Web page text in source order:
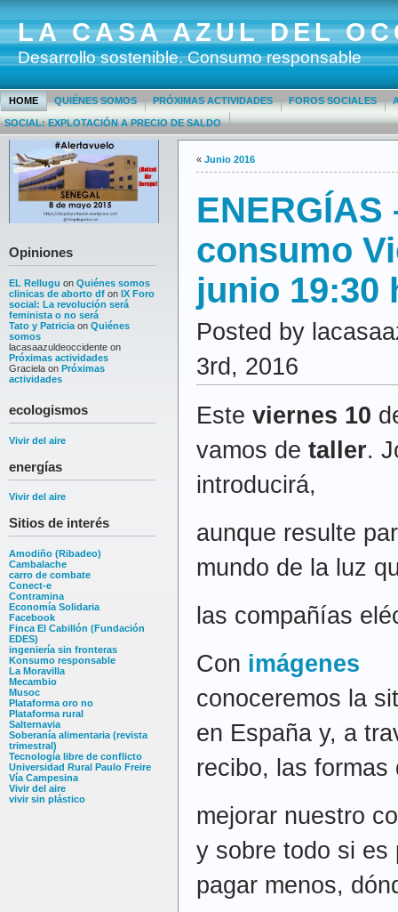
LA CASA AZUL DEL
Desarrollo sostenible. Consumo responsable
HOME QUIÉNES SOMOS PRÓXIMAS ACTIVIDADES FOROS SOCIALES
SOCIAL: EXPLOTACIÓN A PRECIO DE SALDO
Opiniones
EL Rellugu on Quiénes somos
clinicas de aborto df on IX Foro
social: La revolución será
feminista o no será
Tato y Patricia on Quiénes
somos
lacasaazuldeoccidente on
Próximas actividades
Graciela on Próximas
actividades
ecologismos
Vivir del aire
energías
Vivir del aire
Sitios de interés
Amodiño (Ribadeo)
Cambalache
carro de combate
Conect-e
Contramina
Economía Solidaria
Facebook
Finca El Cabillón (Fundación
EDES)
ingeniería sin fronteras
Konsumo responsable
La Moravilla
Mecambio
Musoc
Plataforma oro no
Plataforma rural
Salternavia
Soberanía alimentaria (revista
trimestral)
Tecnología libre de conflicto
Universidad Rural Paulo Freire
Vía Campesina
Vivir del aire
vivir sin plástico
« Junio 2016
ENERGÍAS
consumo
junio 19:30
Posted by
3rd, 2016
Este viernes 10
vamos de taller.
introducirá,
aunque resulte
mundo de la luz
las compañías
Con imágenes
conoceremos la
en España y, a
recibo, las formas
mejorar nuestro
y sobre todo si es
pagar menos,